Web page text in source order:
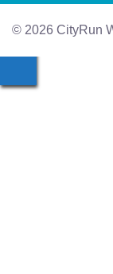
© 2026 CityRun